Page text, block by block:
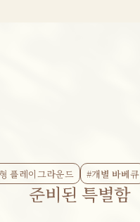
플레이그라운드 #개별 바베큐
준비된 특별함